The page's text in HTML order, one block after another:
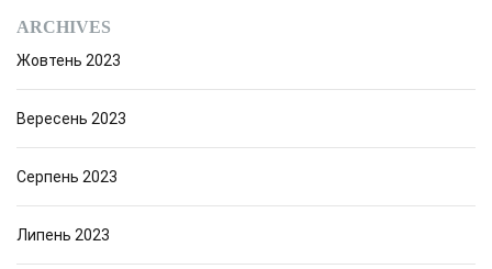
ARCHIVES
Жовтень 2023
Вересень 2023
Серпень 2023
Липень 2023